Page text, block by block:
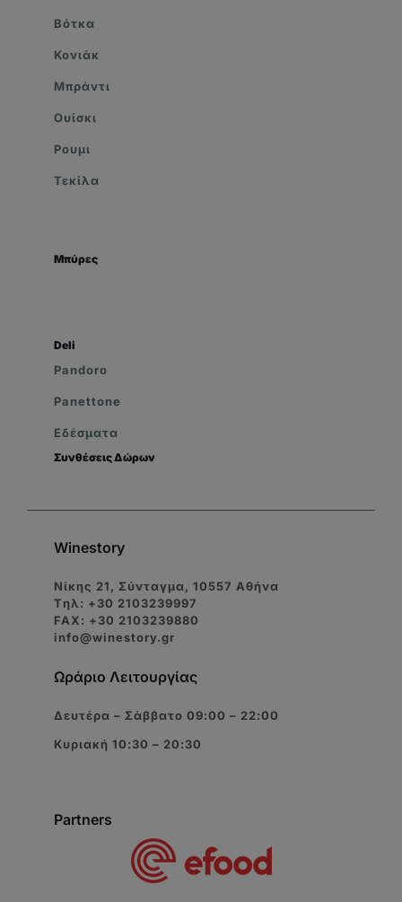
Βότκα
Κονιάκ
Μπράντι
Ουίσκι
Ρουμι
Τεκίλα
Μπύρες
Deli
Pandoro
Panettone
Εδέσματα
Συνθέσεις Δώρων
Winestory
Νίκης 21, Σύνταγμα, 10557 Αθήνα
Tηλ: +30 2103239997
FAX: +30 2103239880
info@winestory.gr
Ωράριο Λειτουργίας
Δευτέρα – Σάββατο 09:00 – 22:00
Κυριακή 10:30 – 20:30
Partners